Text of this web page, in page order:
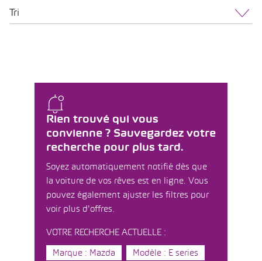
Tri
Rien trouvé qui vous
convienne ? Sauvegardez votre
recherche pour plus tard.
Soyez automatiquement notifié dès que
la voiture de vos rêves est en ligne. Vous
pouvez également ajuster les filtres pour
voir plus d'offres.
VOTRE RECHERCHE ACTUELLE :
Marque : Mazda Modèle : E series